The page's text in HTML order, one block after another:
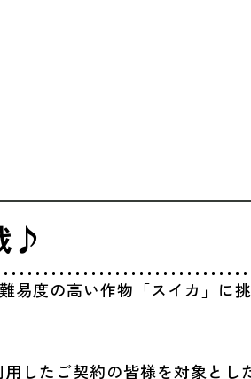
♪
易度の高い作物「スイカ」に
したご契約の皆様を対象とし